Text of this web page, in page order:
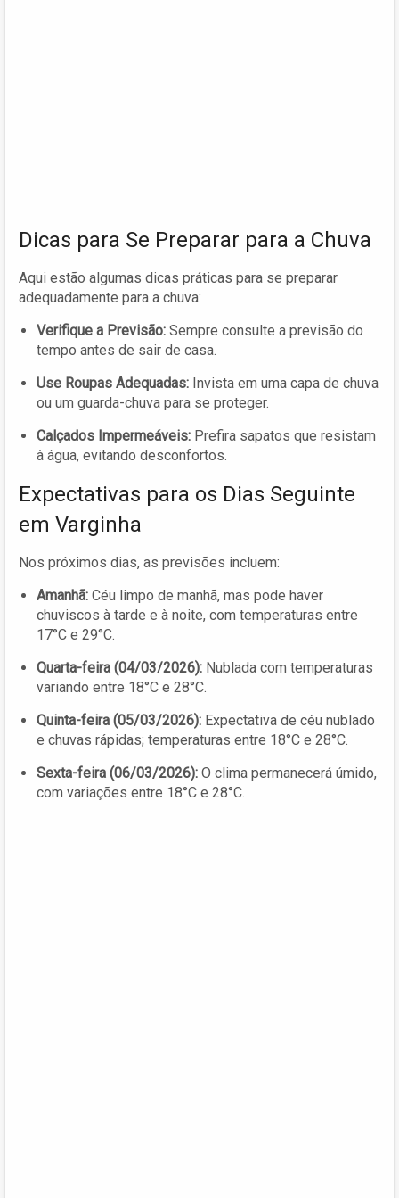
Dicas para Se Preparar para a Chuva
Aqui estão algumas dicas práticas para se preparar
adequadamente para a chuva:
Verifique a Previsão: Sempre consulte a previsão do
tempo antes de sair de casa.
Use Roupas Adequadas: Invista em uma capa de chuva
ou um guarda-chuva para se proteger.
Calçados Impermeáveis: Prefira sapatos que resistam
à água, evitando desconfortos.
Expectativas para os Dias Seguinte
em Varginha
Nos próximos dias, as previsões incluem:
Amanhã: Céu limpo de manhã, mas pode haver
chuviscos à tarde e à noite, com temperaturas entre
17°C e 29°C.
Quarta-feira (04/03/2026): Nublada com temperaturas
variando entre 18°C e 28°C.
Quinta-feira (05/03/2026): Expectativa de céu nublado
e chuvas rápidas; temperaturas entre 18°C e 28°C.
Sexta-feira (06/03/2026): O clima permanecerá úmido,
com variações entre 18°C e 28°C.